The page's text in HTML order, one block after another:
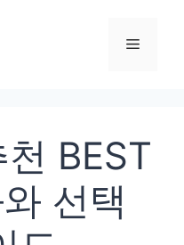
메
BEST
선택